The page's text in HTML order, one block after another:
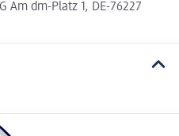
Am dm-Platz 1, DE-76227